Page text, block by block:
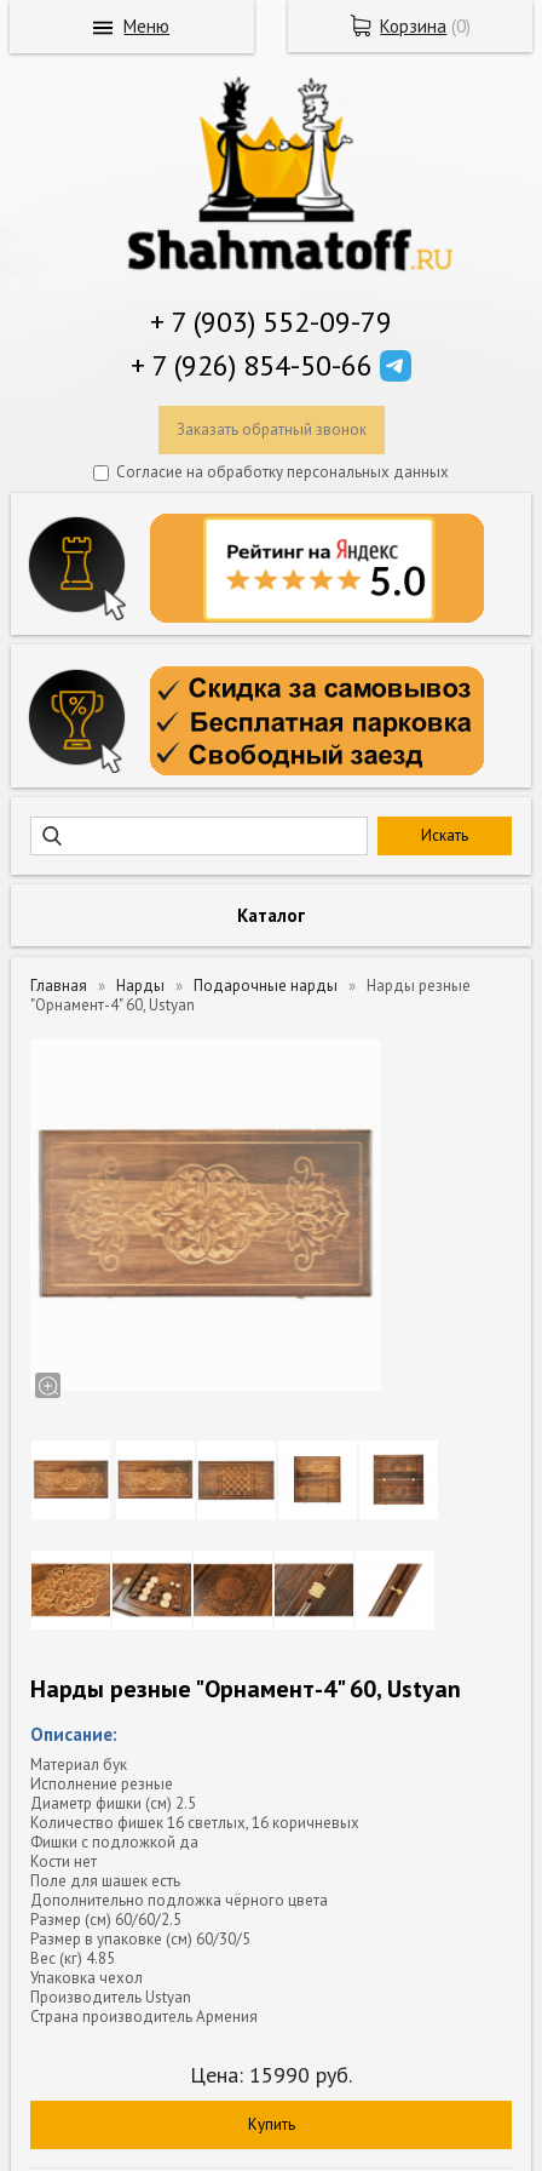
+ 7 (903) 552-09-79
+ 7 (926) 854-50-66
Заказать обратный звонок
Согласие на обработку персональных данных
Каталог
Главная Нарды Подарочные нарды
Нарды резные
"Орнамент-4" 60, Ustyan
Нарды резные "Орнамент-4" 60, Ustyan
Описание:
Материал бук
Исполнение резные
Диаметр фишки (см) 2.5
Количество фишек 16 светлых, 16 коричневых
Фишки с подложкой да
Кости нет
Поле для шашек есть
Дополнительно подложка чёрного цвета
Размер (см) 60/60/2.5
Размер в упаковке (см) 60/30/5
Вес (кг) 4.85
Упаковка чехол
Производитель Ustyan
Страна производитель Армения
Цена: 15990 руб.
Купить
Корзина (0)
Меню